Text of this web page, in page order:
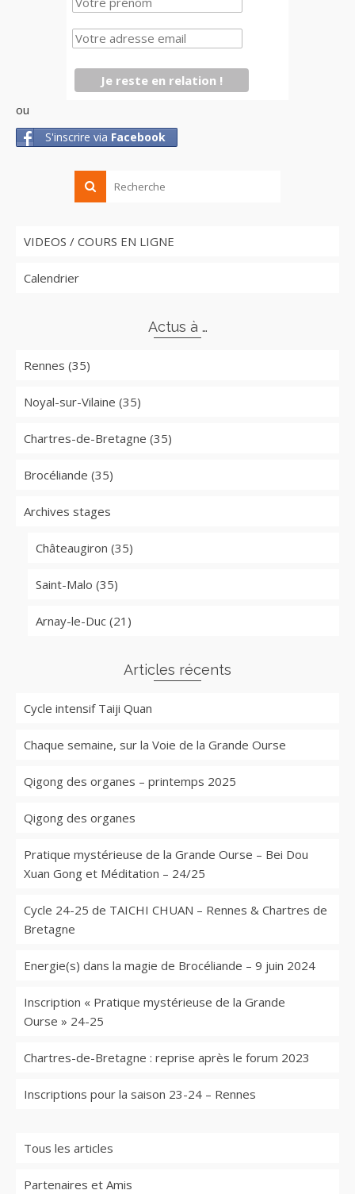
ou
S'inscrire via Facebook
VIDEOS / COURS EN LIGNE
Calendrier
Actus à …
Rennes (35)
Noyal-sur-Vilaine (35)
Chartres-de-Bretagne (35)
Brocéliande (35)
Archives stages
Châteaugiron (35)
Saint-Malo (35)
Arnay-le-Duc (21)
Articles récents
Cycle intensif Taiji Quan
Chaque semaine, sur la Voie de la Grande Ourse
Qigong des organes – printemps 2025
Qigong des organes
Pratique mystérieuse de la Grande Ourse – Bei Dou
Xuan Gong et Méditation – 24/25
Cycle 24-25 de TAICHI CHUAN – Rennes & Chartres de
Bretagne
Energie(s) dans la magie de Brocéliande – 9 juin 2024
Inscription « Pratique mystérieuse de la Grande
Ourse » 24-25
Chartres-de-Bretagne : reprise après le forum 2023
Inscriptions pour la saison 23-24 – Rennes
Tous les articles
Partenaires et Amis